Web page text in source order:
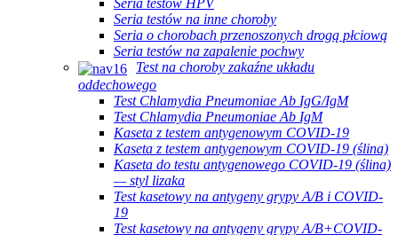
Seria testów HPV
Seria testów na inne choroby
Seria o chorobach przenoszonych drogą płciową
Seria testów na zapalenie pochwy
Test na choroby zakaźne układu
oddechowego
Test Chlamydia Pneumoniae Ab IgG/IgM
Test Chlamydia Pneumoniae Ab IgM
Kaseta z testem antygenowym COVID-19
Kaseta z testem antygenowym COVID-19 (ślina)
Kaseta do testu antygenowego COVID-19 (ślina)
— styl lizaka
Test kasetowy na antygeny grypy A/B i COVID-
19
Test kasetowy na antygeny grypy A/B+COVID-